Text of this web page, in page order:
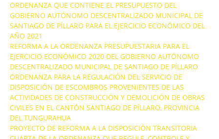
ORDENANZA QUE CONTIENE EL PRESUPUESTO DEL
GOBIERNO AUTÓNOMO DESCENTRALIZADO MUNICIPAL DE
SANTIAGO DE PÍLLARO PARA EL EJERCICIO ECONÓMICO DEL
AÑO 2021
REFORMA A LA ORDENANZA PRESUPUESTARIA PARA EL
EJERCICIO ECONÓMICO 2020 DEL GOBIERNO AUTÓNOMO
DESCENTRALIZADO MUNICIPAL DE SANTIAGO DE PÍLLARO
ORDENANZA PARA LA REGULACIÓN DEL SERVICIO DE
DISPOSICIÓN DE ESCOMBROS PROVENIENTES DE LAS
ACTIVIDADES DE CONSTRUCCIÓN Y DEMOLICIÓN DE OBRAS
CIVILES EN EL CANTÓN SANTIAGO DE PÍLLARO, PROVINCIA
DEL TUNGURAHUA
PROYECTO DE REFORMA A LA DISPOSICIÓN TRANSITORIA